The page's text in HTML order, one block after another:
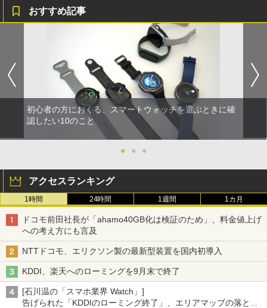
おすすめ記事
初心者の方におくる、スマートウォッチを選ぶときに確
認したい10のこと
● ● ●
アクセスランキング
1時間 24時間 1週間 1カ月
ドコモ前田社長が「ahamo40GB化は検証のため」、料金値上げ
への考え方にも言及
NTTドコモ、エリクソン製の最新型装置を国内初導入
KDDI、楽天へのローミングを9月末で終了
[石川温の「スマホ業界 Watch」]
告げられた「KDDIのローミング終了」、エリアマップの落とし